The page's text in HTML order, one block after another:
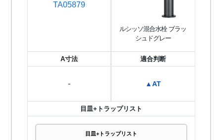
TA05879
ルシッソ混合水栓 ブラッ
シュドグレー
A寸法
-
適合判断
▲AT
目皿+トラップリスト
目皿+トラップリスト